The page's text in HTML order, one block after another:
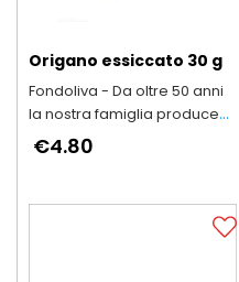
Origano essiccato 30 g
Fondoliva - Da oltre 50 anni
la nostra famiglia produce
Olio Extravergine d'Oliva
€4.80